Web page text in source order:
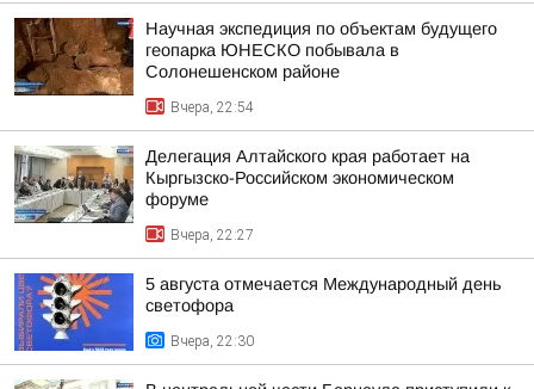
Научная экспедиция по объектам будущего
геопарка ЮНЕСКО побывала в
Солонешенском районе
Вчера, 22:54
Делегация Алтайского края работает на
Кыргызско-Российском экономическом
форуме
Вчера, 22:27
5 августа отмечается Международный день
светофора
Вчера, 22:30